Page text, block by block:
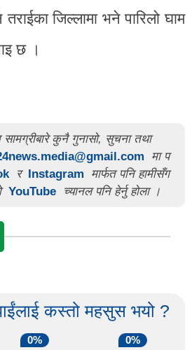
जिल्लामा भने पारिलो घाम
छ ।
कुनै गुनासो, सुचना तथा
मा प
र Instagram
मार्फत पनि हामीसँग
YouTube च्यानल पनि हेर्नु होला ।
कस्तो महसुस भयो ?
0% 0%